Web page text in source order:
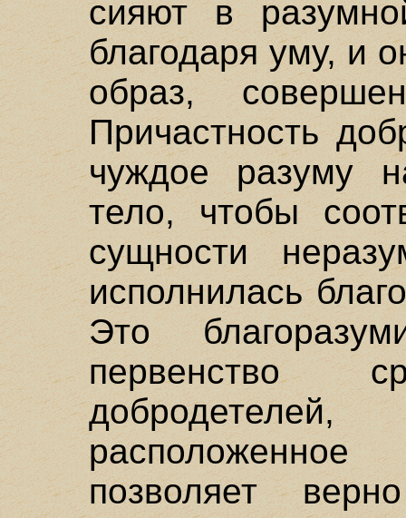
сияют в
благодаря уму, и
образ,
Причастность
чуждое разуму
тело, чтобы
сущности
исполнилась
Это
первенство
позволяет